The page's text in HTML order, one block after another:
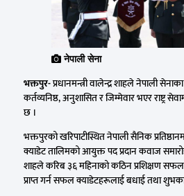
नेपाली सेना
भक्तपुर-प्रधानमन्त्री वालेन्द्र शाहले नेपाली
कर्तव्यनिष्ठ, अनुशासित र जिम्मेवार भएर राष्ट्र
छ ।
भक्तपुरको खरिपाटीस्थित नेपाली सैनिक
क्याडेट तालिमको आयुक्त पद प्रदान कवाज
शाहले करिब ३६ महिनाको कठिन प्रशिक्षण
प्राप्त गर्न सफल क्याडेटहरूलाई बधाई तथा